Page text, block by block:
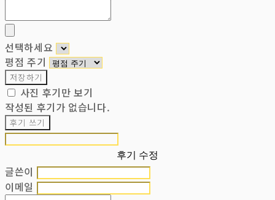
선택하세요
평점 주기
저장하기
사진 후기만 보기
작성된 후기가 없습니다.
후기 쓰기
후기 수정
글쓴이
이메일